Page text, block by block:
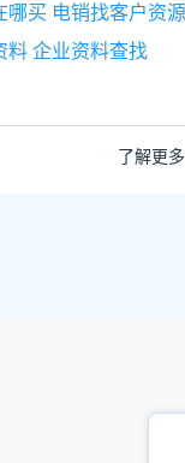
哪买 电销找客户资源
料 企业资料查找
了解更多